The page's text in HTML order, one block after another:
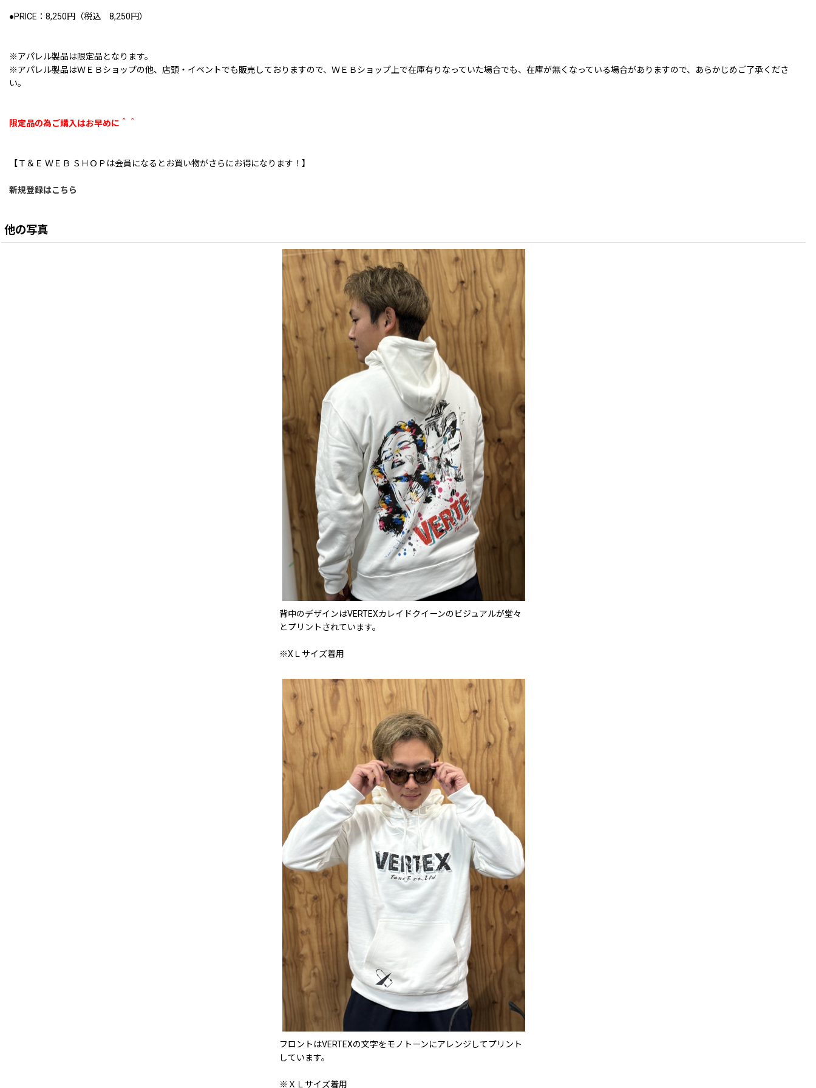
●PRICE：8,250円（税込 8,250円）
※アパレル製品は限定品となります。
※アパレル製品はＷＥＢショップの他、店頭・イベントでも販売しておりますので、ＷＥＢショップ上で在庫有りなっていた場合でも、在庫が無くなっている場合がありますので、あらかじめご了承くださ
い。
限定品の為ご購入はお早めに＾＾
【Ｔ＆Ｅ ＷＥＢ ＳＨＯＰは会員になるとお買い物がさらにお得になります！】
新規登録はこちら
他の写真
背中のデザインはVERTEXカレイドクイーンのビジュアルが堂々
とプリントされています。
※XＬサイズ着用
フロントはVERTEXの文字をモノトーンにアレンジしてプリント
しています。
※ＸＬサイズ着用